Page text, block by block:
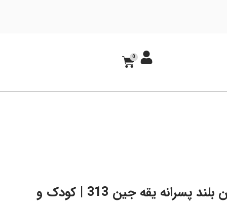
0
بلوز آستین بلند پسرانه یقه جین 313 | کودک و